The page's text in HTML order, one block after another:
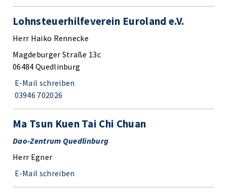
Lohnsteuerhilfeverein Euroland e.V.
Herr Haiko Rennecke
Magdeburger Straße 13c
06484 Quedlinburg
E-Mail schreiben
03946 702026
Ma Tsun Kuen Tai Chi Chuan
Dao-Zentrum Quedlinburg
Herr Egner
E-Mail schreiben